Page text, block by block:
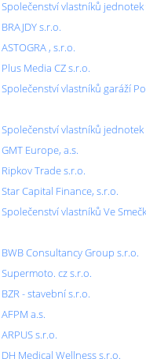
Společenství vlastníků jednotek
BRAJDY s.r.o.
ASTOGRA , s.r.o.
Plus Media CZ s.r.o.
Společenství vlastníků garáží
Společenství vlastníků jednotek
GMT Europe, a.s.
Ripkov Trade s.r.o.
Star Capital Finance, s.r.o.
Společenství vlastníků Ve
BWB Consultancy Group s.r.o.
Supermoto. cz s.r.o.
BZR - stavební s.r.o.
AFPM a.s.
ARPUS s.r.o.
DH Medical Wellness s.r.o.